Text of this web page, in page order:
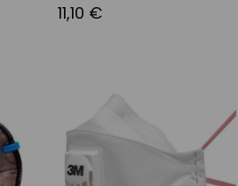
11,10 €